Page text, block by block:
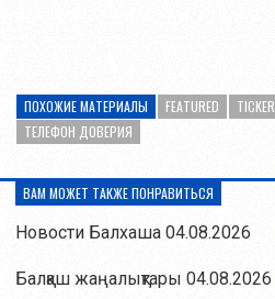
ПОХОЖИЕ МАТЕРИАЛЫ FEATURED TICKER
ТЕЛЕФОН ДОВЕРИЯ
ВАМ МОЖЕТ ТАКЖЕ ПОНРАВИТЬСЯ
Новости Балхаша 04.08.2026
Балқаш жаңалықтары 04.08.2026